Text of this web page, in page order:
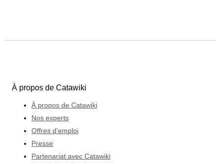
À propos de Catawiki
À propos de Catawiki
Nos experts
Offres d'emploi
Presse
Partenariat avec Catawiki